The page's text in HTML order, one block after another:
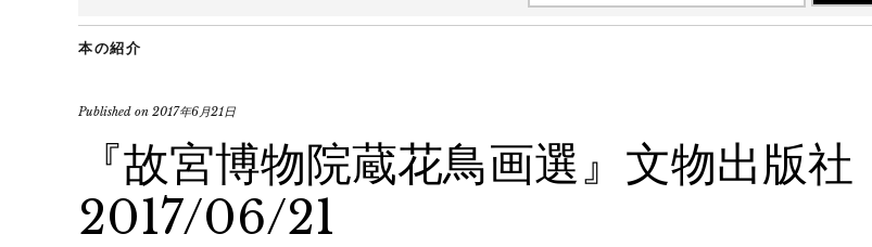
本の紹介
Published on 2017年6月21日
『故宮博物院蔵花鳥画選』文物出版社
2017/06/21